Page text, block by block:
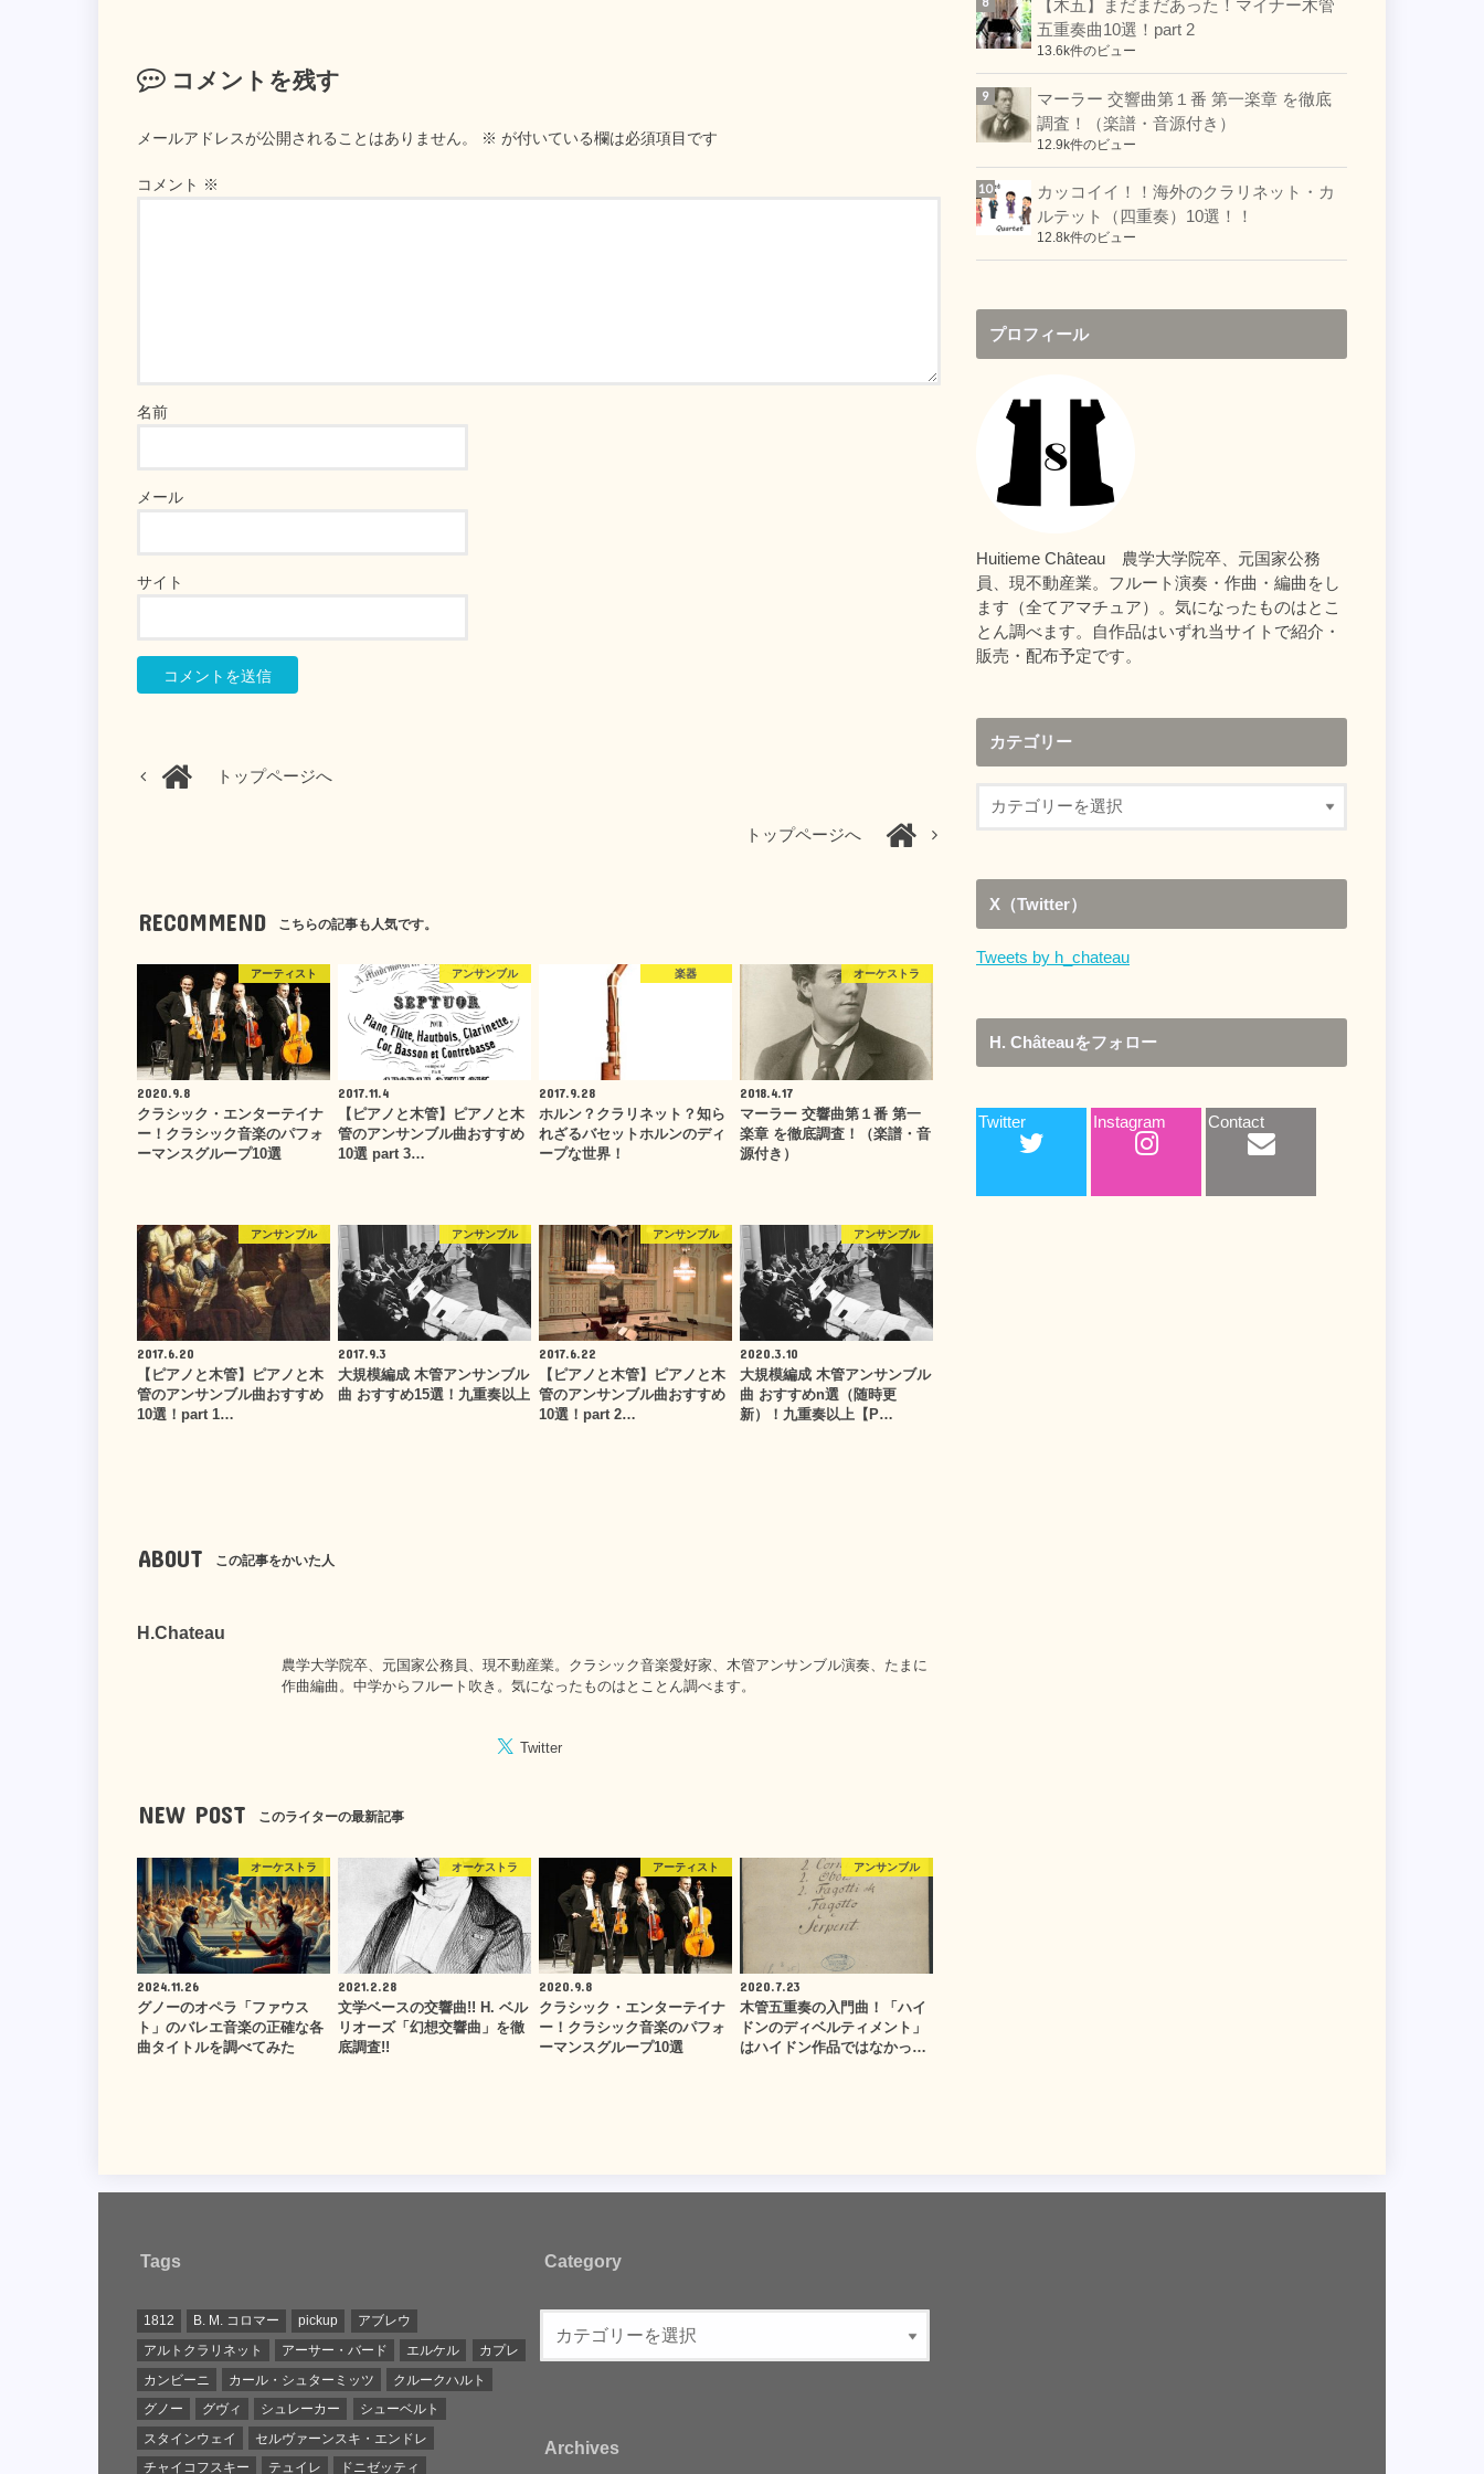
コメントを残す
メールアドレスが公開されることはありません。 ※ が付いている欄は必須項目です
コメント ※
名前
メール
サイト
トップページへ
トップページへ
RECOMMEND こちらの記事も人気です。
アーティスト
2020.9.8
クラシック・エンターテイナ
ー！クラシック音楽のパフォ
ーマンスグループ10選
アンサンブル
2017.11.4
【ピアノと木管】ピアノと木
管のアンサンブル曲おすすめ
10選 part 3…
楽器
2017.9.28
ホルン？クラリネット？知ら
れざるバセットホルンのディ
ープな世界！
オーケストラ
2018.4.17
マーラー 交響曲第１番 第一
楽章 を徹底調査！（楽譜・音
源付き）
アンサンブル
2017.6.20
【ピアノと木管】ピアノと木
管のアンサンブル曲おすすめ
10選！part 1…
アンサンブル
2017.9.3
大規模編成 木管アンサンブル
曲 おすすめ15選！九重奏以上
アンサンブル
2017.6.22
【ピアノと木管】ピアノと木
管のアンサンブル曲おすすめ
10選！part 2…
アンサンブル
2020.3.10
大規模編成 木管アンサンブル
曲 おすすめn選（随時更
新）！九重奏以上【P…
ABOUT この記事をかいた人
H.Chateau
農学大学院卒、元国家公務員、現不動産業。クラシック音楽愛好家、木管アンサンブル演奏、たまに
作曲編曲。中学からフルート吹き。気になったものはとことん調べます。
Twitter
NEW POST このライターの最新記事
オーケストラ
2024.11.26
グノーのオペラ「ファウス
ト」のバレエ音楽の正確な各
曲タイトルを調べてみた
オーケストラ
2021.2.28
文学ベースの交響曲!! H. ベル
リオーズ「幻想交響曲」を徹
底調査!!
アーティスト
2020.9.8
クラシック・エンターテイナ
ー！クラシック音楽のパフォ
ーマンスグループ10選
アンサンブル
2020.7.23
木管五重奏の入門曲！「ハイ
ドンのディベルティメント」
はハイドン作品ではなかっ…
【木五】まだまだあった！マイナー木管
五重奏曲10選！part 2
13.6k件のビュー
マーラー 交響曲第１番 第一楽章 を徹底
調査！（楽譜・音源付き）
12.9k件のビュー
カッコイイ！！海外のクラリネット・カ
ルテット（四重奏）10選！！
12.8k件のビュー
プロフィール
Huitieme Château 農学大学院卒、元国家公務
員、現不動産業。フルート演奏・作曲・編曲をし
ます（全てアマチュア）。気になったものはとこ
とん調べます。自作品はいずれ当サイトで紹介・
販売・配布予定です。
カテゴリー
X（Twitter）
Tweets by h_chateau
H. Châteauをフォロー
Twitter Instagram Contact
Tags
1812 B. M. コロマー pickup
アブレウ
アルトクラリネット
アーサー・バード エルケル
カプレ
カンビーニ
カール・シュターミッツ
クルークハルト
グノー
グヴィ シュレーカー
シューベルト
スタインウェイ
セルヴァーンスキ・エンドレ
チャイコフスキー
テュイレ ドニゼッティ
Category
Archives